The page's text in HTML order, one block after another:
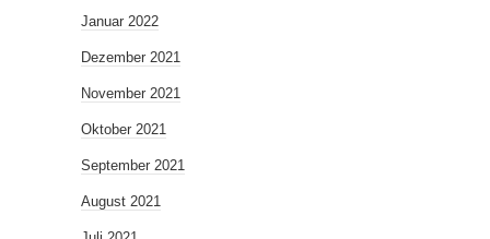
Januar 2022
Dezember 2021
November 2021
Oktober 2021
September 2021
August 2021